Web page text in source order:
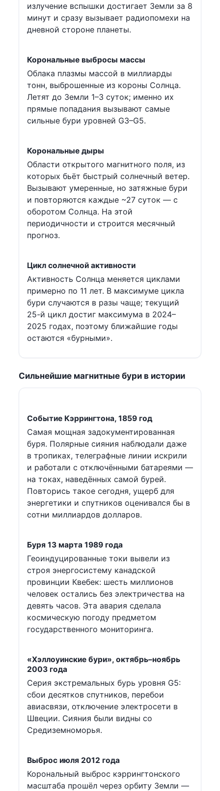
излучение вспышки достигает Земли за 8
минут и сразу вызывает радиопомехи на
дневной стороне планеты.
Корональные выбросы массы
Облака плазмы массой в миллиарды
тонн, выброшенные из короны Солнца.
Летят до Земли 1–3 суток; именно их
прямые попадания вызывают самые
сильные бури уровней G3–G5.
Корональные дыры
Области открытого магнитного поля, из
которых бьёт быстрый солнечный ветер.
Вызывают умеренные, но затяжные бури
и повторяются каждые ~27 суток — с
оборотом Солнца. На этой
периодичности и строится месячный
прогноз.
Цикл солнечной активности
Активность Солнца меняется циклами
примерно по 11 лет. В максимуме цикла
бури случаются в разы чаще; текущий
25-й цикл достиг максимума в 2024–
2025 годах, поэтому ближайшие годы
остаются «бурными».
Сильнейшие магнитные бури в истории
Событие Кэррингтона, 1859 год
Самая мощная задокументированная
буря. Полярные сияния наблюдали даже
в тропиках, телеграфные линии искрили
и работали с отключёнными батареями —
на токах, наведённых самой бурей.
Повторись такое сегодня, ущерб для
энергетики и спутников оценивался бы в
сотни миллиардов долларов.
Буря 13 марта 1989 года
Геоиндуцированные токи вывели из
строя энергосистему канадской
провинции Квебек: шесть миллионов
человек остались без электричества на
девять часов. Эта авария сделала
космическую погоду предметом
государственного мониторинга.
«Хэллоуинские бури», октябрь–ноябрь
2003 года
Серия экстремальных бурь уровня G5:
сбои десятков спутников, перебои
авиасвязи, отключение электросети в
Швеции. Сияния были видны со
Средиземноморья.
Выброс июля 2012 года
Корональный выброс кэррингтонского
масштаба прошёл через орбиту Земли —